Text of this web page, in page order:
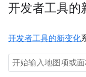
开发者工具的
开发者工具的新变化